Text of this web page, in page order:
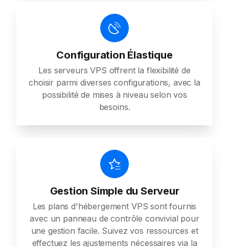
Configuration Élastique
Les serveurs VPS offrent la flexibilité de
choisir parmi diverses configurations, avec la
possibilité de mises à niveau selon vos
besoins.
Gestion Simple du Serveur
Les plans d'hébergement VPS sont fournis
avec un panneau de contrôle convivial pour
une gestion facile. Suivez vos ressources et
effectuez les ajustements nécessaires via la